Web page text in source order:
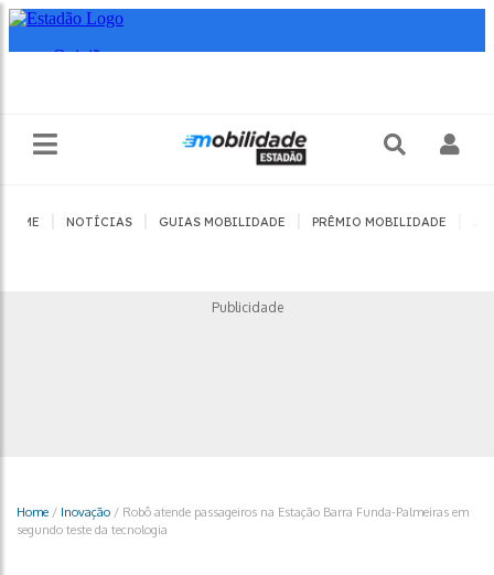
HOME NOTÍCIAS GUIAS MOBILIDADE PRÊMIO MOBILIDADE
Publicidade
Home / Inovação / Robô atende passageiros na Estação Barra Funda-Palmeiras em
segundo teste da tecnologia